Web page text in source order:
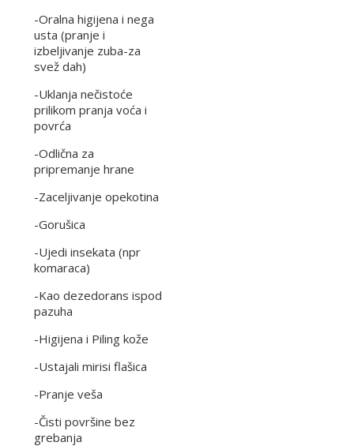
-Oralna higijena i nega
usta (pranje i
izbeljivanje zuba-za
svež dah)
-Uklanja nečistoće
prilikom pranja voća i
povrća
-Odlična za
pripremanje hrane
-Zaceljivanje opekotina
-Gorušica
-Ujedi insekata (npr
komaraca)
-Kao dezedorans ispod
pazuha
-Higijena i Piling kože
-Ustajali mirisi flašica
-Pranje veša
-Čisti površine bez
grebanja